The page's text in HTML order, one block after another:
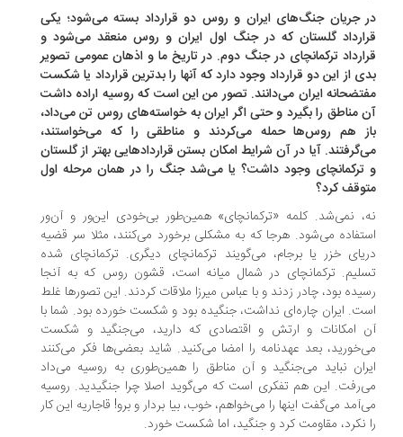
جریان جنگ‌های ایران و روس دو قرارداد بسته می‌شود؛ یکی
گلستان که در جنگ اول ایران و روس منعقد می‌شود و
ترکمانچای در جنگ دوم. در تاریخ ما و اذهان عمومی تصویر
از این دو قرارداد وجود دارد که آنها را بدترین قرارداد یا شکست
ایران می‌دانند. تصور من این است که روسیه اراده داشت
مناطق را بگیرد و حتی اگر ایران به خواسته‌های روس تن می‌داد،
هم روس‌ها حمله می‌کردند و مناطقی را که می‌خواستند،
آیا در آن شرایط امکان بستن قراردادهایی بهتر از گلستان
وجود داشت؟ یا می‌شد جنگ را در همان مرحله اول
کرد؟
نمی‌شد. کلمه «ترکمانچای» همین‌طور بی‌خودی این‌ور و آن‌ور
می‌شود. هرجا که به مشکلی برخورد می‌کنند، مثلا سر قضیه
خزر یا برجام، می‌گویند ترکمانچای دیگری. ترکمانچای شده
ترکمانچای در شمال میانه است، قشون روس که به آنجا
بود، چادر زدند و با عباس میرزا ملاقات کردند. این تصورها غلط
ایران چاره‌ای نداشت، جنگیده بود و شکست خورده بود. شما با
امکانات و ارتش و اقتصادی که دارید، می‌جنگید و شکست
بعد عهدنامه را امضا می‌کنید. شاید بعضی‌ها فکر می‌کنند
نباید می‌جنگید و آن مناطق را همین‌طوری به روسیه می‌داد
این هم تفکری است که می‌گوید اصلا چرا جنگیدید. روسیه
می‌گفت اینها را می‌خواهم، خوب، بیا بردار و برو! قاجاریه این کار
نکرد، مقاومت کرد و جنگید، اما شکست خورد.